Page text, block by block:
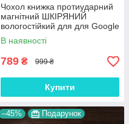
Чохол книжка протиударний
магнітний ШКІРЯНИЙ
вологостійкий для для Google
Pixel XL "LUXON"
В наявності
789 ₴ 999 ₴
Купити
–45% Подарунок